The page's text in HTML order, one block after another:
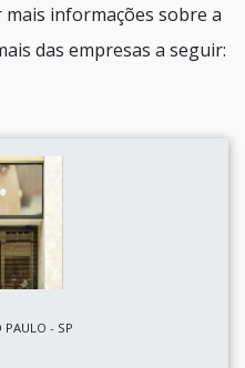
informações sobre a
das empresas a seguir:
PAULO - SP